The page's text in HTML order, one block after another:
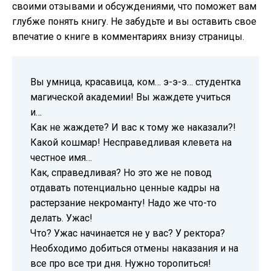
своими отзывами и обсуждениями, что поможет вам
глубже понять книгу. Не забудьте и вы оставить свое
впечатие о книге в комментариях внизу страницы.
Вы умница, красавица, ком… э-э-э… студентка
магической академии! Вы жаждете учиться
и…
Как не жаждете? И вас к тому же наказали?!
Какой кошмар! Несправедливая клевета на
честное имя…
Как, справедливая? Но это же не повод
отдавать потенциально ценные кадры на
растерзание некроманту! Надо же что-то
делать. Ужас!
Что? Ужас начинается не у вас? У ректора?
Необходимо добиться отмены наказания и на
все про все три дня. Нужно торопиться!